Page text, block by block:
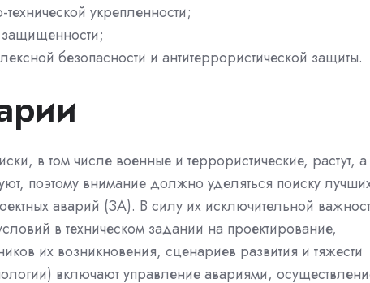
укрепленности;
защищенности;
безопасности и антитеррористической защиты.
в том числе военные и террористические, растут, а
поэтому внимание должно уделяться поиску
аварий (ЗА). В силу их исключительной
в техническом задании на проектирование,
их возникновения, сценариев развития и тяжести
включают управление авариями,